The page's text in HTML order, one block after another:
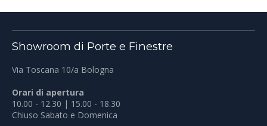
Showroom di Porte e Finestre
Via Toscana 10/a Bologna
Orari di apertura
10.00 - 12.30 | 15.00 - 18.30
Chiuso Sabato e Domenica